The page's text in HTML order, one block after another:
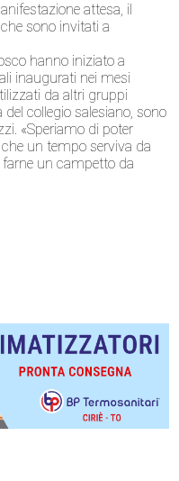
attesa, il
sono invitati a
hanno iniziato a
inaugurati nei mesi
da altri gruppi
collegio salesiano, sono
«Speriamo di poter
un tempo serviva da
farne un campetto da